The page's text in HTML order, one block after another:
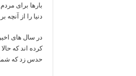
بارها برای
دنیا را از
حدس زد که